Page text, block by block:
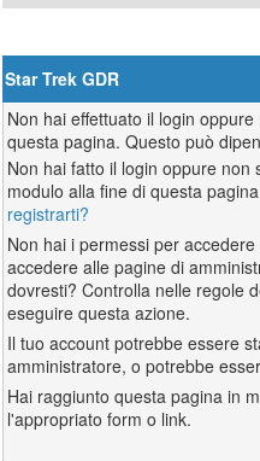
Star Trek GDR
Non hai effettuato il login
questa pagina. Questo può
Non hai fatto il login oppure non
modulo alla fine di questa
registrarti?
Non hai i permessi per
accedere alle pagine di
dovresti? Controlla nelle regole
eseguire questa azione.
Il tuo account potrebbe essere
amministratore, o potrebbe
Hai raggiunto questa pagina in
l'appropriato form o link.